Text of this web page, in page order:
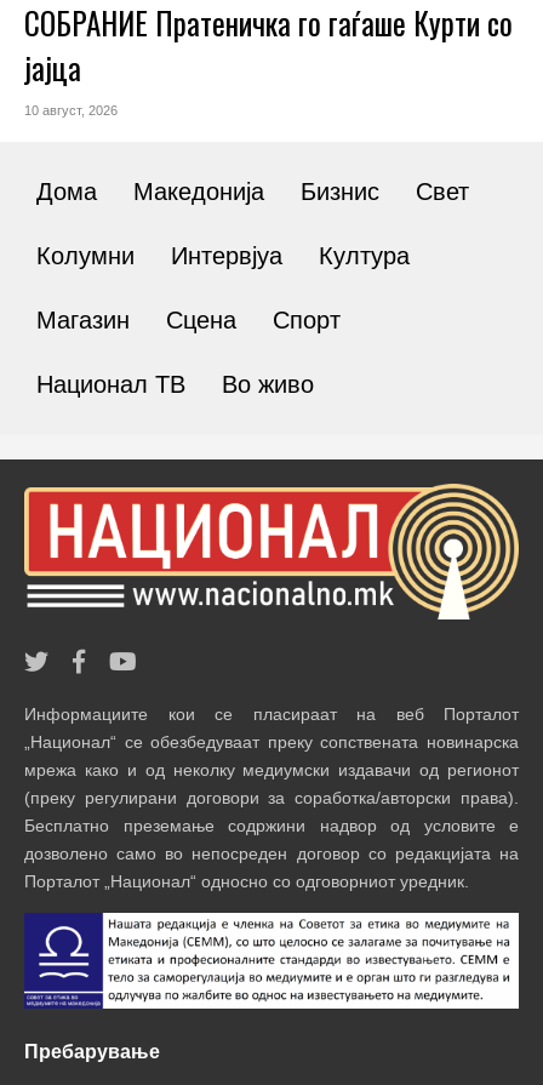
СОБРАНИЕ Пратеничка го гаѓаше Курти со
јајца
10 август, 2026
Дома Македонија Бизнис Свет
Колумни Интервјуа Култура
Магазин Сцена Спорт
Национал ТВ Во живо
Информациите кои се пласираат на веб Порталот
„Национал“ се обезбедуваат преку сопствената новинарска
мрежа како и од неколку медиумски издавачи од регионот
(преку регулирани договори за соработка/авторски права).
Бесплатно преземање содржини надвор од условите е
дозволено само во непосреден договор со редакцијата на
Порталот „Национал“ односно со одговорниот уредник.
Пребарување